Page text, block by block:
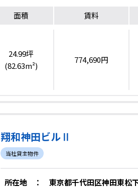
面積 賃料
24.99坪
(82.63m²)
774,690円
翔和神田ビルⅡ
当社貸主物件
所在地 ：
東京都千代田区神田東松